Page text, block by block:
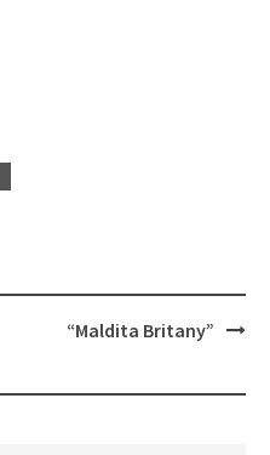
“Maldita Britany”